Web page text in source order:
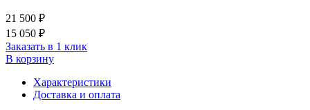
21 500 ₽
15 050 ₽
Заказать в 1 клик
В корзину
Характеристики
Доставка и оплата